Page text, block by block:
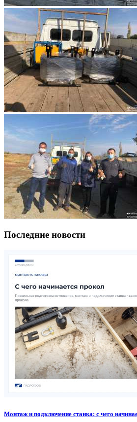
Последние новости
Монтаж и подключение станка: с чего